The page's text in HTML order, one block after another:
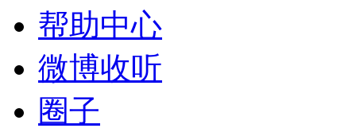
帮助中心
微博收听
圈子